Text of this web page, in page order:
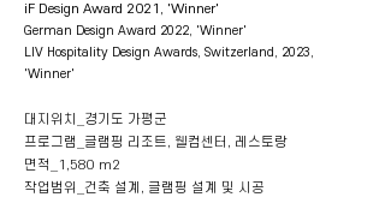
iF Design Award 2021, 'Winner'
German Design Award 2022, 'Winner'
LIV Hospitality Design Awards, Switzerland, 2023,
'Winner'
대지위치_경기도 가평군
프로그램_글램핑 리조트, 웰컴센터, 레스토랑
면적_1,580 m2
작업범위_건축 설계, 글램핑 설계 및 시공